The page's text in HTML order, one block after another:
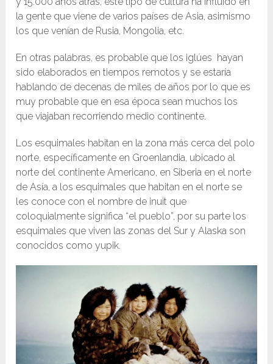
la gente que viene de varios países de Asia, asimismo
los que venían de Rusia, Mongolia, etc.
En otras palabras, es probable que los iglúes hayan
sido elaborados en tiempos remotos y se estaría
hablando de decenas de miles de años por lo que es
muy probable que en esa época sean muchos los
que viajaban recorriendo medio continente.
Los esquimales habitan en la zona más cerca del polo
norte, específicamente en Groenlandia, ubicado al
norte del continente Americano, en Siberia en el norte
de Asía, a los esquimales que habitan en el norte se
les conoce con el nombre de inuit que
coloquialmente significa “el pueblo”, por su parte los
esquimales que viven las zonas del Sur y Alaska son
conocidos como yupik.